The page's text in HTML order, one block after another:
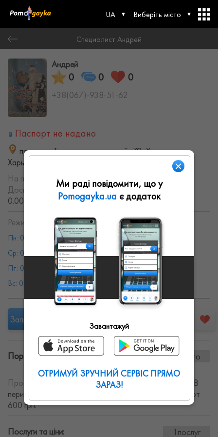
UA Виберіть місто
Специалист Андрей
Андрей
0 0 0
+38(067)-938-51-62
Паспорт не надано
проспект Тракторостроителей, 79, Харьков,
Харьковская область, Украина
На порталі з:
07.12.2021
Досвід роботи:с 2011 года (14.688832033055 лет,
0.0057476056109351 месяцев)
Режим работы:
Пн: 08:00 - 19:00
Вт: 08:00 - 19:00
Ср: 08:00 - 19:00
Чт: 08:00 - 19:00
Пт: 08:00 - 19:00
Сб: 08:00 - 19:00
Вс: 08:00 - 19:00
Запропонувати роботу
Портфоліо винаних робіт: 0 фото
Про себе:
Новогоднее поздравление Деда Мороза. В
период с 20 по 30 декабря от 350 грн., 31 декабря от
600 грн.
Послуги та ціни: 1послуг
Ми раді повідомити, що у
Pomogayka.ua є додаток
Завантажуй
ОТРИМУЙ ЗРУЧНИЙ СЕРВІС ПРЯМО
ЗАРАЗ!